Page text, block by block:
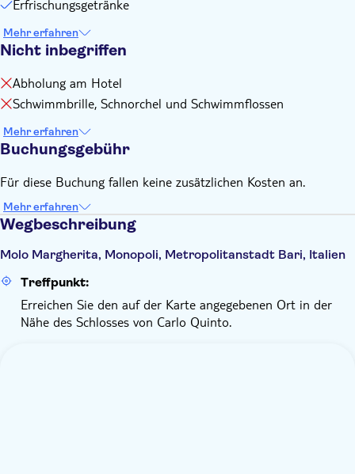
Erfrischungsgetränke
Mehr erfahren
Nicht inbegriffen
Abholung am Hotel
Schwimmbrille, Schnorchel und Schwimmflossen
Mehr erfahren
Buchungsgebühr
Für diese Buchung fallen keine zusätzlichen Kosten an.
Mehr erfahren
Wegbeschreibung
Molo Margherita, Monopoli, Metropolitanstadt Bari, Italien
Treffpunkt:
Erreichen Sie den auf der Karte angegebenen Ort in der
Nähe des Schlosses von Carlo Quinto.